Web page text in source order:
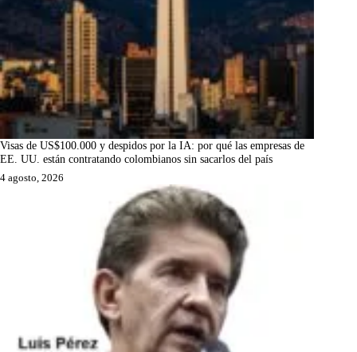
Visas de US$100.000 y despidos por la IA: por qué las empresas de
EE. UU. están contratando colombianos sin sacarlos del país
4 agosto, 2026